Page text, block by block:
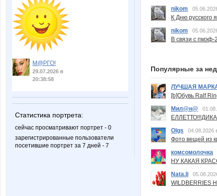
М@РГО!
29.07.2026 в
20:38:58
Статистика портрета:
сейчас просматривают портрет - 0
зарегистрированные пользователи
посетившие портрет за 7 дней - 7
nikom
К Дню русского
nikom
В связи с пмэф-
Популярные за
ЛУЧШАЯ
[b]Обувь Ralf
Мил@н@
Olgs
04.08.2026
Фото вещей из
комсомолочка
НУ КАКАЯ
Nata.li